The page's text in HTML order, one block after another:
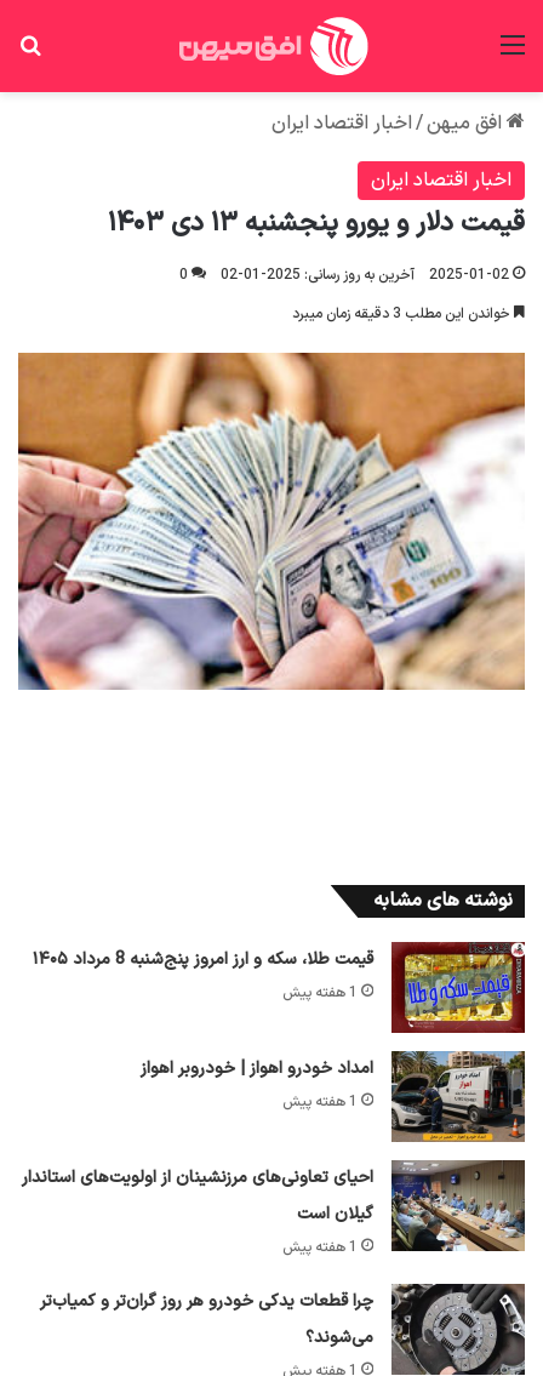
افق میهن/اخبار اقتصاد ایران
اخبار اقتصاد ایران
قیمت دلار و یورو پنجشنبه ۱۳ دی ۱۴۰۳
2025-01-02 آخرین به روز رسانی: 2025-01-02
0
خواندن این مطلب 3 دقیقه زمان میبرد
نوشته های مشابه
قیمت طلا، سکه و ارز امروز پنج‌شنبه 8 مرداد ۱۴۰۵
1 هفته پیش
امداد خودرو اهواز | خودروبر اهواز
1 هفته پیش
احیای تعاونی‌های مرزنشینان از اولویت‌های استاندار
گیلان است
1 هفته پیش
چرا قطعات یدکی خودرو هر روز گران‌تر و کمیاب‌تر
می‌شوند؟
1 هفته پیش